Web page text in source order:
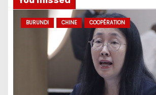
BURUNDI CHINE COOPÉRATION